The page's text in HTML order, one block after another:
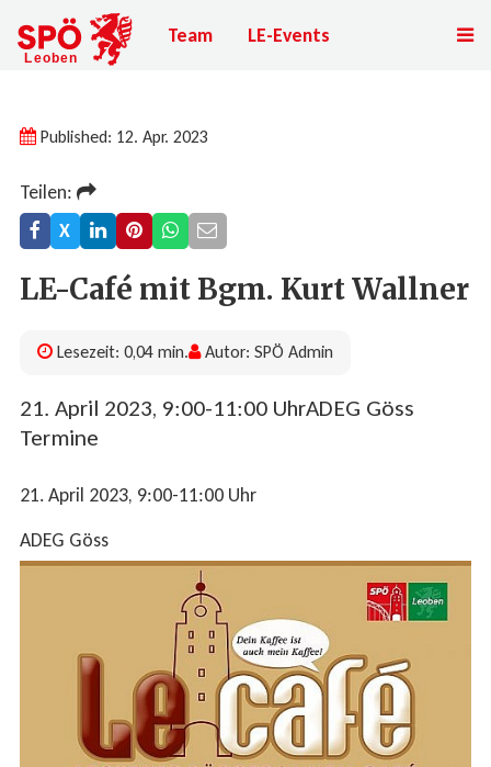
Team LE-Events
Published: 12. Apr. 2023
Teilen:
X
LE-Café mit Bgm. Kurt Wallner
Lesezeit: 0,04 min. Autor: SPÖ Admin
21. April 2023, 9:00-11:00 UhrADEG Göss
Termine
21. April 2023, 9:00-11:00Uhr
ADEG Göss